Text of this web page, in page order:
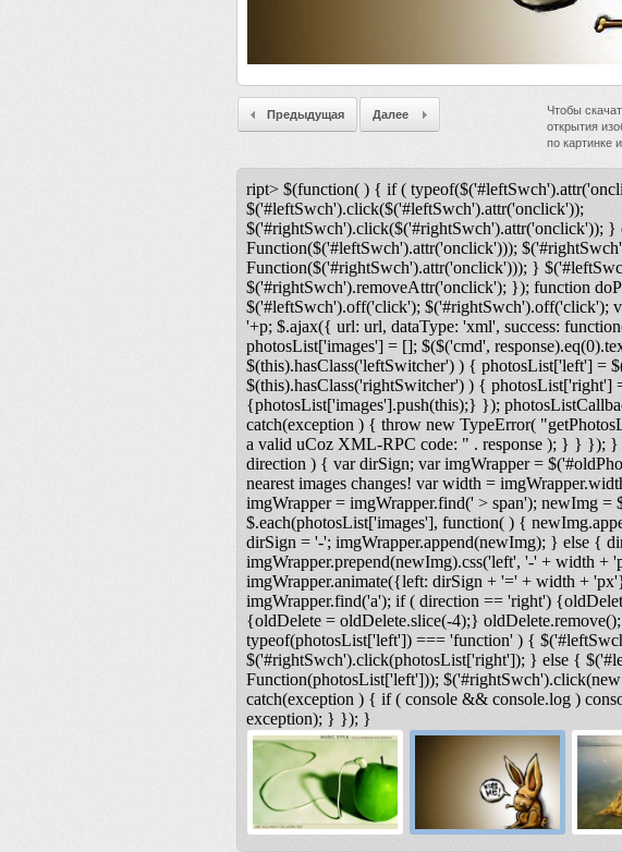
Чтобы
открытия
по картинке
Предыдущая Далее
ript> $(function( ) { if (
$('#leftSwch').click($('#leftSwch').attr('onclick'));
$('#rightSwch').click($('#rightSwch').attr('onclick'));
Function($('#leftSwch').attr('onclick')));
Function($('#rightSwch').attr('onclick'))); }
$('#rightSwch').removeAttr('onclick'); }); function
$('#leftSwch').off('click'); $('#rightSwch').off('click');
'+p; $.ajax({ url: url, dataType: 'xml', success:
photosList['images'] = []; $($('cmd',
$(this).hasClass('leftSwitcher') ) { photosList['left'] =
$(this).hasClass('rightSwitcher') ) { photosList['right']
{photosList['images'].push(this);} });
catch(exception ) { throw new TypeError(
a valid uCoz XML-RPC code: " . response ); } } }); }
direction ) { var dirSign; var imgWrapper =
nearest images changes! var width =
imgWrapper = imgWrapper.find(' > span'); newImg =
$.each(photosList['images'], function( ) {
dirSign = '-'; imgWrapper.append(newImg); } else {
imgWrapper.prepend(newImg).css('left', '-' + width
imgWrapper.animate({left: dirSign + '=' + width +
imgWrapper.find('a'); if ( direction == 'right')
{oldDelete = oldDelete.slice(-4);}
typeof(photosList['left']) === 'function' ) {
$('#rightSwch').click(photosList['right']); } else {
Function(photosList['left']));
catch(exception ) { if ( console && console.log )
exception); } }); }